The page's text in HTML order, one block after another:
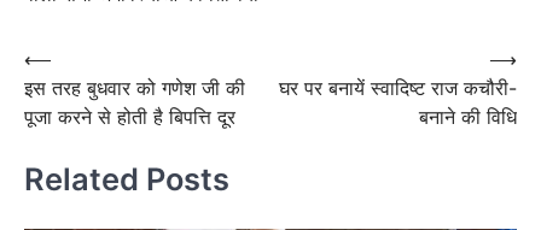
Post
navigation
⟵
इस तरह बुधवार को गणेश जी की
पूजा करने से होती है बिपत्ति दूर
घर पर बनायें स्वादिष्ट राज कचौरी-
बनाने की विधि
⟶
Related Posts